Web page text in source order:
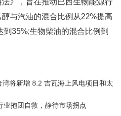
》，旨在推动巴西生物能源行
与汽油的混合比例从22%提高
35%;生物柴油的混合比例到
将新增 8.2 吉瓦海上风电项目和太
业抱团自救，静待市场拐点